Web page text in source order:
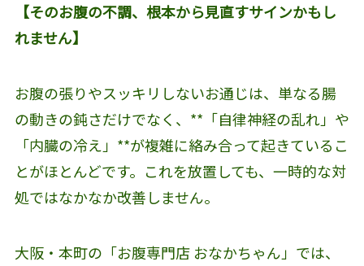
【そのお腹の不調、根本から見直すサインかもし
れません】
お腹の張りやスッキリしないお通じは、単なる腸
の動きの鈍さだけでなく、**「自律神経の乱れ」や
「内臓の冷え」**が複雑に絡み合って起きているこ
とがほとんどです。これを放置しても、一時的な対
処ではなかなか改善しません。
大阪・本町の「お腹専門店 おなかちゃん」では、